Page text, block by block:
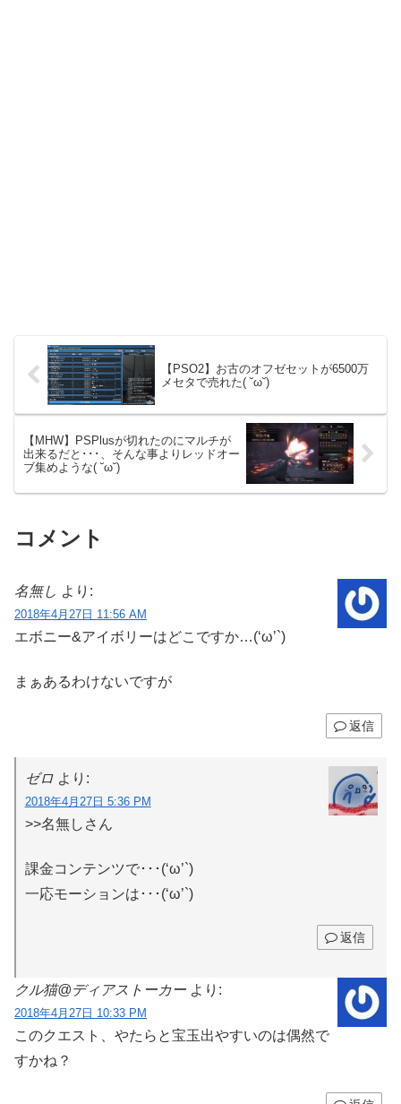
【PSO2】お古のオフゼセットが6500万
メセタで売れた( ˘ω˘)
【MHW】PSPlusが切れたのにマルチが
出来るだと･･･、そんな事よりレッドオー
ブ集めような( ˘ω˘)
コメント
名無し より:
2018年4月27日 11:56 AM
エボニー&アイボリーはどこですか…(‘ω’`)
まぁあるわけないですが
返信
ゼロ より:
2018年4月27日 5:36 PM
>>名無しさん
課金コンテンツで･･･(‘ω’`)
一応モーションは･･･(‘ω’`)
返信
クル猫@ディアストーカー より:
2018年4月27日 10:33 PM
このクエスト、やたらと宝玉出やすいのは偶然で
すかね？